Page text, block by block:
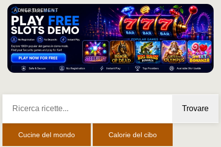
ADVERTISEMENT
Trovare
Cucine del mondo Calorie del cibo